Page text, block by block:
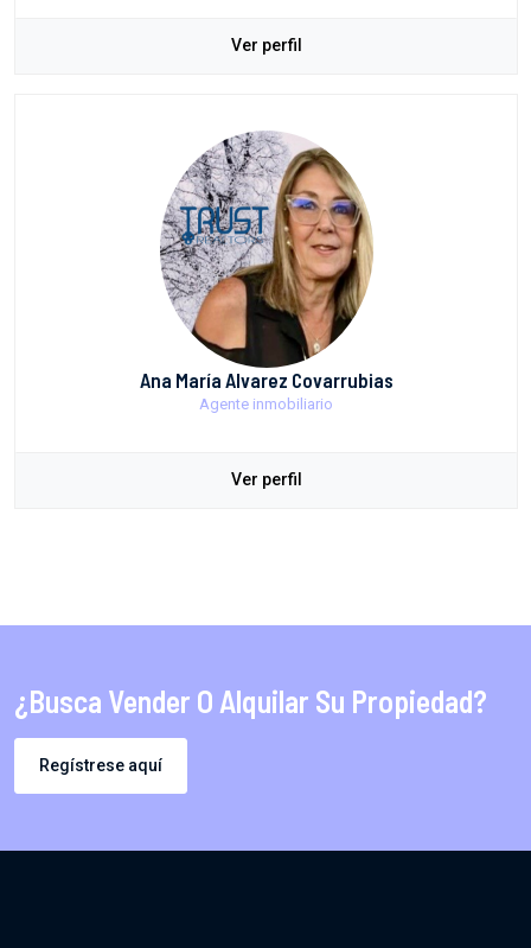
Ver perfil
Ana María Alvarez Covarrubias
Agente inmobiliario
Ver perfil
¿Busca Vender O Alquilar Su Propiedad?
Regístrese aquí